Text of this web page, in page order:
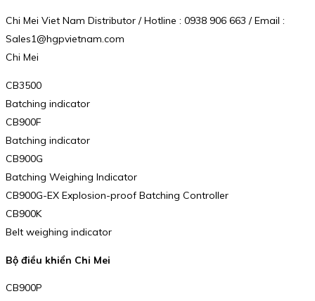
Chi Mei Viet Nam Distributor / Hotline : 0938 906 663 / Email :
Sales1@hgpvietnam.com
Chi Mei
CB3500
Batching indicator
CB900F
Batching indicator
CB900G
Batching Weighing Indicator
CB900G-EX Explosion-proof Batching Controller
CB900K
Belt weighing indicator
Bộ điều khiển Chi Mei
CB900P